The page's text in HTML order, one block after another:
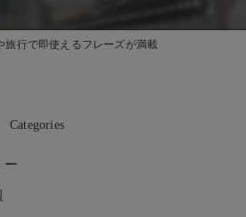
旅行で即使えるフレーズが満載
Categories
ー